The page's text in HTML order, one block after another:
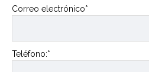
Correo electrónico*
Teléfono:*